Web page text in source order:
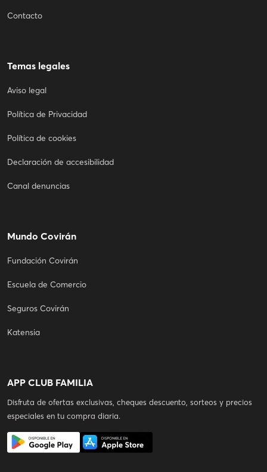
Contacto
Temas legales
Aviso legal
Política de Privacidad
Política de cookies
Declaración de accesibilidad
Canal denuncias
Mundo Covirán
Fundación Covirán
Escuela de Comercio
Seguros Covirán
Katensia
APP CLUB FAMILIA
Disfruta de ofertas exclusivas, cheques descuento, sorteos y precios
especiales en tu compra diaria.